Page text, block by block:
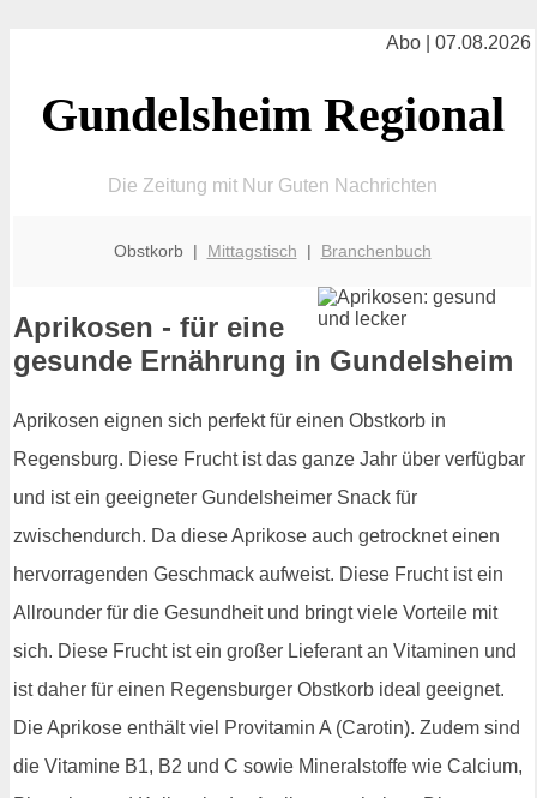
Abo | 07.08.2026
Gundelsheim Regional
Die Zeitung mit Nur Guten Nachrichten
Obstkorb | Mittagstisch | Branchenbuch
Aprikosen - für eine
gesunde Ernährung in Gundelsheim
Aprikosen eignen sich perfekt für einen Obstkorb in
Regensburg. Diese Frucht ist das ganze Jahr über verfügbar
und ist ein geeigneter Gundelsheimer Snack für
zwischendurch. Da diese Aprikose auch getrocknet einen
hervorragenden Geschmack aufweist. Diese Frucht ist ein
Allrounder für die Gesundheit und bringt viele Vorteile mit
sich. Diese Frucht ist ein großer Lieferant an Vitaminen und
ist daher für einen Regensburger Obstkorb ideal geeignet.
Die Aprikose enthält viel Provitamin A (Carotin). Zudem sind
die Vitamine B1, B2 und C sowie Mineralstoffe wie Calcium,